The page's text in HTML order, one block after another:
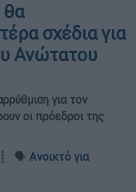
θα
σχέδια για
Ανώτατου
για τον
οι πρόεδροι της
┋ 🗣️ Ανοικτό για